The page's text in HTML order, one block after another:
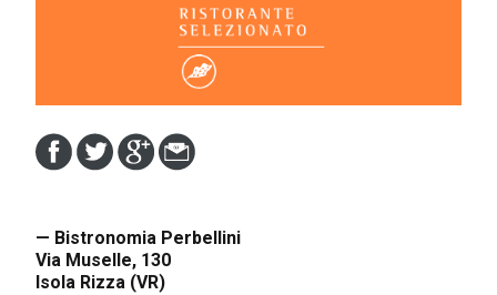
— Bistronomia Perbellini
Via Muselle, 130
Isola Rizza (VR)